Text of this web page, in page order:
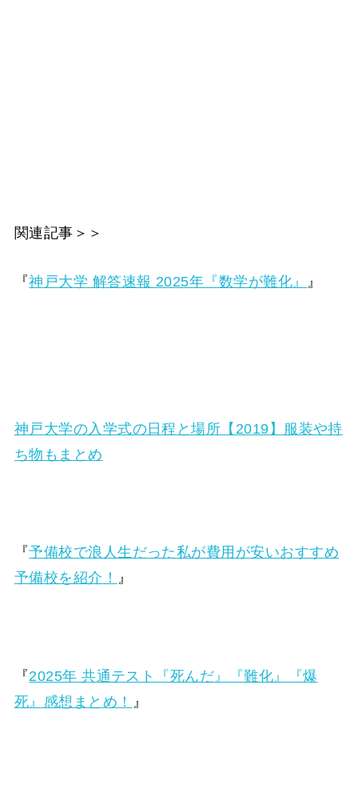
関連記事＞＞
『神戸大学 解答速報 2025年『数学が難化』 』
神戸大学の入学式の日程と場所【2019】服装や持
ち物もまとめ
『予備校で浪人生だった私が費用が安いおすすめ
予備校を紹介！
』
『2025年 共通テスト『死んだ』『難化』『爆
死』感想まとめ！
』